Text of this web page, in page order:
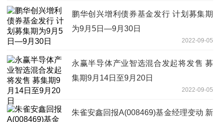
鹏华创兴增利债券基金发行 计划募集期
为9月5日—9月30日
2022-09-05
永赢半导体产业智选混合发起将发售 募
集期9月14日至9月20日
2022-09-05
朱雀安鑫回报A(008469)基金经理变动 新